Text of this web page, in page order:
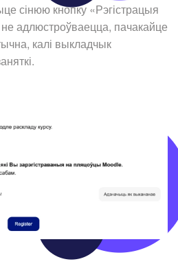
сінюю кнопку «Рэгістрацыя
адлюстроўваецца, пачакайце
калі выкладчык